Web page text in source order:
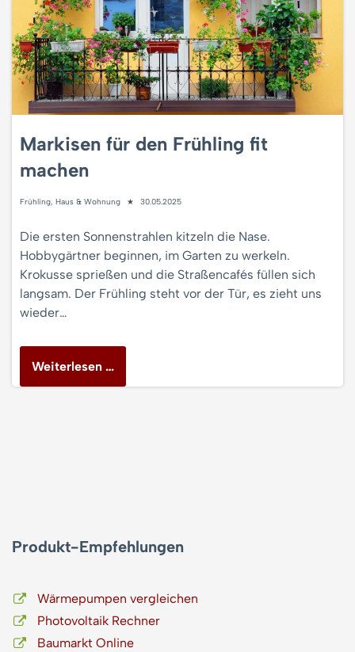
Markisen für den Frühling fit
machen
Frühling, Haus & Wohnung 30.05.2025
Die ersten Sonnenstrahlen kitzeln die Nase.
Hobbygärtner beginnen, im Garten zu werkeln.
Krokusse sprießen und die Straßencafés füllen sich
langsam. Der Frühling steht vor der Tür, es zieht uns
wieder…
Weiterlesen …
Produkt-Empfehlungen
Wärmepumpen vergleichen
Photovoltaik Rechner
Baumarkt Online